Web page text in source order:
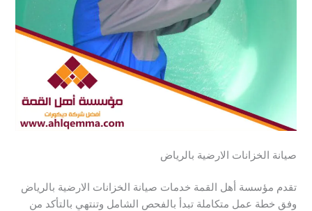
صيانة الخزانات الارضية بالرياض
تقدم مؤسسة أهل القمة خدمات صيانة الخزانات الارضية بالرياض
وفق خطة عمل متكاملة تبدأ بالفحص الشامل وتنتهي بالتأكد من